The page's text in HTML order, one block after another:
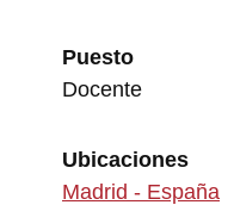
Puesto
Docente
Ubicaciones
Madrid - España